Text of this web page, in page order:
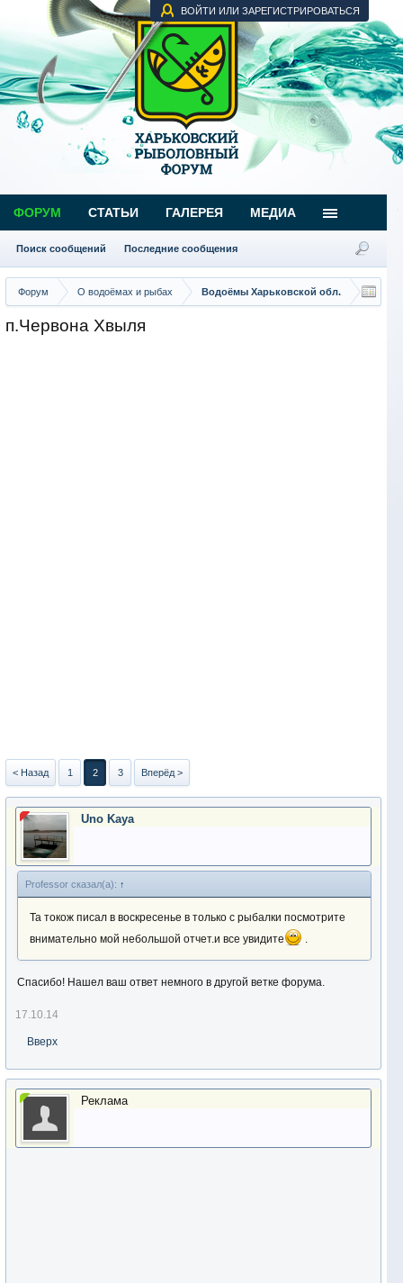
ВОЙТИ ИЛИ ЗАРЕГИСТРИРОВАТЬСЯ
Форум О водоёмах и рыбах Водоёмы Харьковской обл.
п.Червона Хвыля
< Назад 1 2 3 Вперёд >
Uno Kaya
Professor сказал(а): ↑
Та токож писал в воскресенье в только с рыбалки посмотрите
внимательно мой небольшой отчет.и все увидите
.
Спасибо! Нашел ваш ответ немного в другой ветке форума.
17.10.14
Вверх
Реклама
ФОРУМ
Поиск сообщений Последние сообщения
СТАТЬИ ГАЛЕРЕЯ МЕДИА